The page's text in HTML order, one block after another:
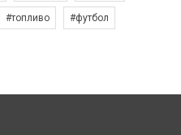
#топливо #футбол